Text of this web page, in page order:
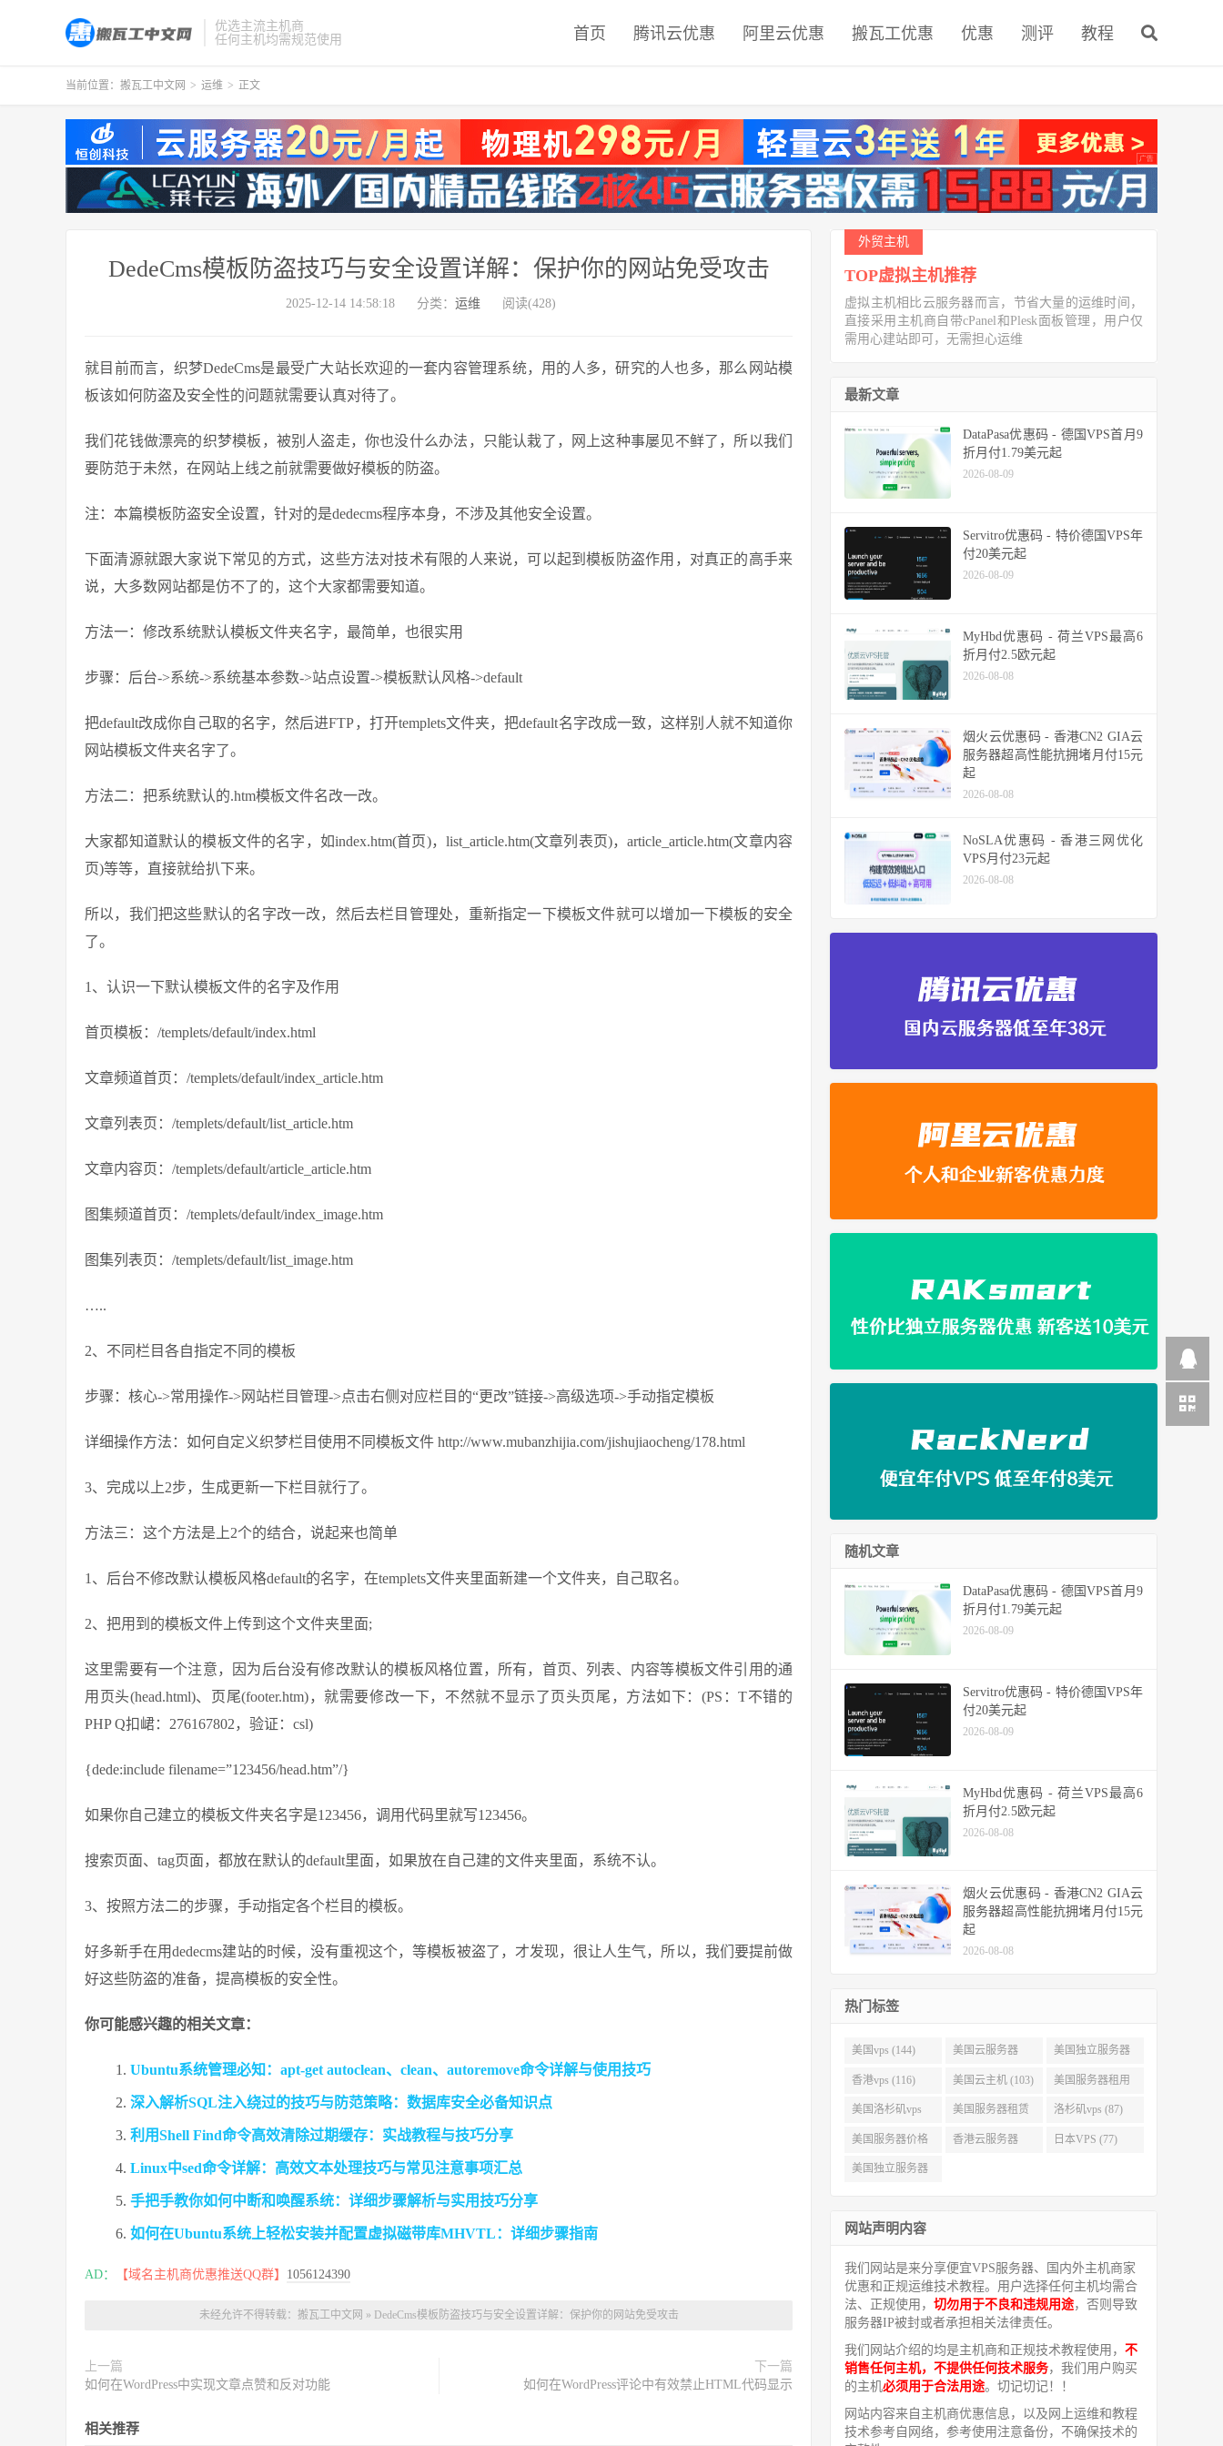
优选主流主机商
任何主机均需规范使用
首页 腾讯云优惠 阿里云优惠 搬瓦工优惠 优惠 测评 教程
当前位置： 搬瓦工中文网 > 运维 > 正文
DedeCms模板防盗技巧与安全设置详解：保护你的网站免受攻击
2025-12-14 14:58:18 分类： 运维 阅读(428)
就目前而言，织梦DedeCms是最受广大站长欢迎的一套内容管理系统，用的人多，研究的人也多，那么网站模
板该如何防盗及安全性的问题就需要认真对待了。
我们花钱做漂亮的织梦模板，被别人盗走，你也没什么办法，只能认栽了，网上这种事屡见不鲜了，所以我们
要防范于未然，在网站上线之前就需要做好模板的防盗。
注：本篇模板防盗安全设置，针对的是dedecms程序本身，不涉及其他安全设置。
下面清源就跟大家说下常见的方式，这些方法对技术有限的人来说，可以起到模板防盗作用，对真正的高手来
说，大多数网站都是仿不了的，这个大家都需要知道。
方法一：修改系统默认模板文件夹名字，最简单，也很实用
步骤：后台->系统->系统基本参数->站点设置->模板默认风格->default
把default改成你自己取的名字，然后进FTP，打开templets文件夹，把default名字改成一致，这样别人就不知道你
网站模板文件夹名字了。
方法二：把系统默认的.htm模板文件名改一改。
大家都知道默认的模板文件的名字，如index.htm(首页)，list_article.htm(文章列表页)，article_article.htm(文章内容
页)等等，直接就给扒下来。
所以，我们把这些默认的名字改一改，然后去栏目管理处，重新指定一下模板文件就可以增加一下模板的安全
了。
1、认识一下默认模板文件的名字及作用
首页模板：/templets/default/index.html
文章频道首页：/templets/default/index_article.htm
文章列表页：/templets/default/list_article.htm
文章内容页：/templets/default/article_article.htm
图集频道首页：/templets/default/index_image.htm
图集列表页：/templets/default/list_image.htm
…..
2、不同栏目各自指定不同的模板
步骤：核心->常用操作->网站栏目管理->点击右侧对应栏目的“更改”链接->高级选项->手动指定模板
详细操作方法：如何自定义织梦栏目使用不同模板文件 http://www.mubanzhijia.com/jishujiaocheng/178.html
3、完成以上2步，生成更新一下栏目就行了。
方法三：这个方法是上2个的结合，说起来也简单
1、后台不修改默认模板风格default的名字，在templets文件夹里面新建一个文件夹，自己取名。
2、把用到的模板文件上传到这个文件夹里面;
这里需要有一个注意，因为后台没有修改默认的模板风格位置，所有，首页、列表、内容等模板文件引用的通
用页头(head.html)、页尾(footer.htm)，就需要修改一下，不然就不显示了页头页尾，方法如下：(PS：T不错的
PHP Q扣峮：276167802，验证：csl)
{dede:include filename=”123456/head.htm”/}
如果你自己建立的模板文件夹名字是123456，调用代码里就写123456。
搜索页面、tag页面，都放在默认的default里面，如果放在自己建的文件夹里面，系统不认。
3、按照方法二的步骤，手动指定各个栏目的模板。
好多新手在用dedecms建站的时候，没有重视这个，等模板被盗了，才发现，很让人生气，所以，我们要提前做
好这些防盗的准备，提高模板的安全性。
你可能感兴趣的相关文章：
Ubuntu系统管理必知：apt-get autoclean、clean、autoremove命令详解与使用技巧
深入解析SQL注入绕过的技巧与防范策略：数据库安全必备知识点
利用Shell Find命令高效清除过期缓存：实战教程与技巧分享
Linux中sed命令详解：高效文本处理技巧与常见注意事项汇总
手把手教你如何中断和唤醒系统：详细步骤解析与实用技巧分享
如何在Ubuntu系统上轻松安装并配置虚拟磁带库MHVTL：详细步骤指南
AD： 【域名主机商优惠推送QQ群】 1056124390
未经允许不得转载： 搬瓦工中文网 » DedeCms模板防盗技巧与安全设置详解：保护你的网站免受攻击
上一篇
如何在WordPress中实现文章点赞和反对功能
下一篇
如何在WordPress评论中有效禁止HTML代码显示
相关推荐
外贸主机
TOP虚拟主机推荐
虚拟主机相比云服务器而言，节省大量的运维时间，
直接采用主机商自带cPanel和Plesk面板管理，用户仅
需用心建站即可，无需担心运维
最新文章
DataPasa优惠码 - 德国VPS首月9
折月付1.79美元起
2026-08-09
Servitro优惠码 - 特价德国VPS年
付20美元起
2026-08-09
MyHbd优惠码 - 荷兰VPS最高6
折月付2.5欧元起
2026-08-08
烟火云优惠码 - 香港CN2 GIA云
服务器超高性能抗拥堵月付15元
起
2026-08-08
NoSLA优惠码 - 香港三网优化
VPS月付23元起
2026-08-08
随机文章
DataPasa优惠码 - 德国VPS首月9
折月付1.79美元起
2026-08-09
Servitro优惠码 - 特价德国VPS年
付20美元起
2026-08-09
MyHbd优惠码 - 荷兰VPS最高6
折月付2.5欧元起
2026-08-08
烟火云优惠码 - 香港CN2 GIA云
服务器超高性能抗拥堵月付15元
起
2026-08-08
热门标签
美国vps (144) 美国云服务器
(143)
美国独立服务器
(118)
香港vps (116) 美国云主机 (103) 美国服务器租用
(99)
美国洛杉矶vps
(94)
美国服务器租赁
(91)
洛杉矶vps (87)
美国服务器价格
(82)
香港云服务器 日本VPS (77)
美国独立服务器
网站声明内容
我们网站是来分享便宜VPS服务器、国内外主机商家
优惠和正规运维技术教程。用户选择任何主机均需合
法、正规使用， 切勿用于不良和违规用途，否则导致
服务器IP被封或者承担相关法律责任。
我们网站介绍的均是主机商和正规技术教程使用， 不
销售任何主机，不提供任何技术服务，我们用户购买
的主机必须用于合法用途。切记切记！！
网站内容来自主机商优惠信息，以及网上运维和教程
技术参考自网络，参考使用注意备份，不确保技术的